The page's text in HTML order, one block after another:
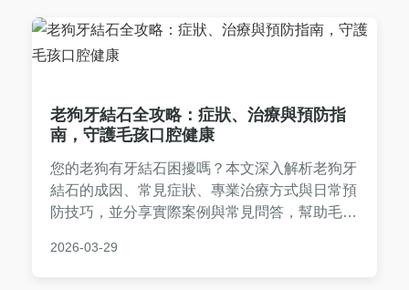
在解決用戶所有疑問。
老狗牙結石全攻略：症狀、治療與預防指
南，守護毛孩口腔健康
您的老狗有牙結石困擾嗎？本文深入解析老狗牙
結石的成因、常見症狀、專業治療方式與日常預
防技巧，並分享實際案例與常見問答，幫助毛爸
2026-03-29